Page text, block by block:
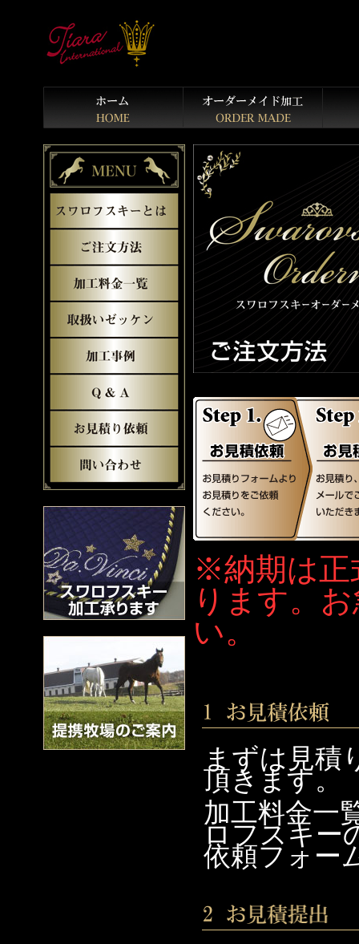
※納期は正
ります。
い。
まずは見積
頂きます。
加工料金一
ロフスキー
依頼フォー